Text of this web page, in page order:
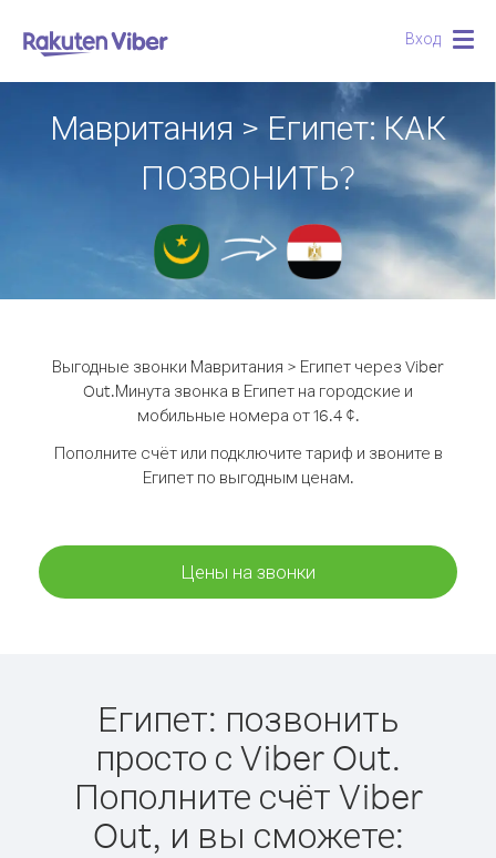
Вход
Мавритания > Египет: КАК
ПОЗВОНИТЬ?
Выгодные звонки Мавритания > Египет через Viber
Out.Минута звонка в Египет на городские и
мобильные номера от 16.4 ¢.
Пополните счёт или подключите тариф и звоните в
Египет по выгодным ценам.
Цены на звонки
Египет: позвонить
просто с Viber Out.
Пополните счёт Viber
Out, и вы сможете: